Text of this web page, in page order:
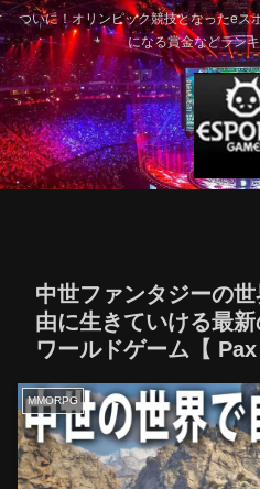
ついに！オリンピック競技となったeス
になる賞金などラン
中世ファンタジーの
由に生きていける最
ワールドゲーム【 Pax
MMORPG